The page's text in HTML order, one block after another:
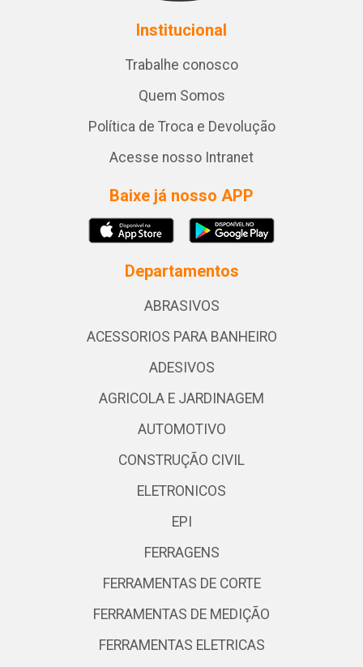
Institucional
Trabalhe conosco
Quem Somos
Política de Troca e Devolução
Acesse nosso Intranet
Baixe já nosso APP
Departamentos
ABRASIVOS
ACESSORIOS PARA BANHEIRO
ADESIVOS
AGRICOLA E JARDINAGEM
AUTOMOTIVO
CONSTRUÇÃO CIVIL
ELETRONICOS
EPI
FERRAGENS
FERRAMENTAS DE CORTE
FERRAMENTAS DE MEDIÇÃO
FERRAMENTAS ELETRICAS